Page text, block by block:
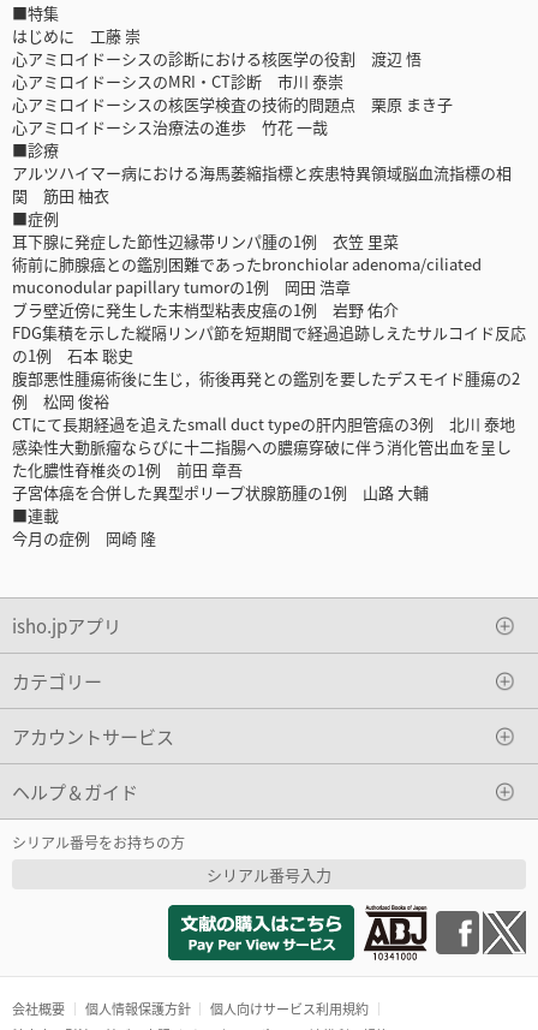
■特集
はじめに 工藤 崇
心アミロイドーシスの診断における核医学の役割 渡辺 悟
心アミロイドーシスのMRI・CT診断 市川 泰崇
心アミロイドーシスの核医学検査の技術的問題点 栗原 まき子
心アミロイドーシス治療法の進歩 竹花 一哉
■診療
アルツハイマー病における海馬萎縮指標と疾患特異領域脳血流指標の相
関 筋田 柚衣
■症例
耳下腺に発症した節性辺縁帯リンパ腫の1例 衣笠 里菜
術前に肺腺癌との鑑別困難であったbronchiolar adenoma/ciliated
muconodular papillary tumorの1例 岡田 浩章
ブラ壁近傍に発生した末梢型粘表皮癌の1例 岩野 佑介
FDG集積を示した縦隔リンパ節を短期間で経過追跡しえたサルコイド反応
の1例 石本 聡史
腹部悪性腫瘍術後に生じ，術後再発との鑑別を要したデスモイド腫瘍の2
例 松岡 俊裕
CTにて長期経過を追えたsmall duct typeの肝内胆管癌の3例 北川 泰地
感染性大動脈瘤ならびに十二指腸への膿瘍穿破に伴う消化管出血を呈し
た化膿性脊椎炎の1例 前田 章吾
子宮体癌を合併した異型ポリープ状腺筋腫の1例 山路 大輔
■連載
今月の症例 岡崎 隆
isho.jpアプリ
カテゴリー
アカウントサービス
ヘルプ＆ガイド
シリアル番号をお持ちの方
シリアル番号入力
会社概要 個人情報保護方針
個人向けサービス利用規約